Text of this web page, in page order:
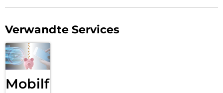
Verwandte Services
Mobilfunk